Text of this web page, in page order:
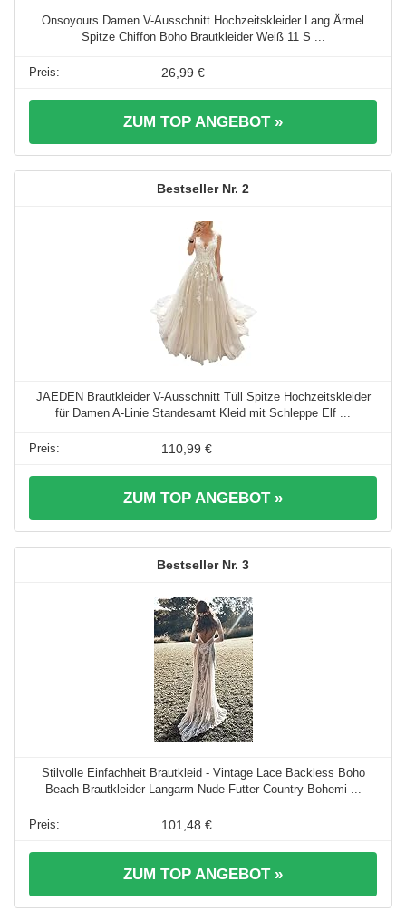
Onsoyours Damen V-Ausschnitt Hochzeitskleider Lang Ärmel
Spitze Chiffon Boho Brautkleider Weiß 11 S ...
26,99 €
ZUM TOP ANGEBOT »
2
JAEDEN Brautkleider V-Ausschnitt Tüll Spitze Hochzeitskleider
für Damen A-Linie Standesamt Kleid mit Schleppe Elf ...
110,99 €
ZUM TOP ANGEBOT »
3
Stilvolle Einfachheit Brautkleid - Vintage Lace Backless Boho
Beach Brautkleider Langarm Nude Futter Country Bohemi ...
101,48 €
ZUM TOP ANGEBOT »